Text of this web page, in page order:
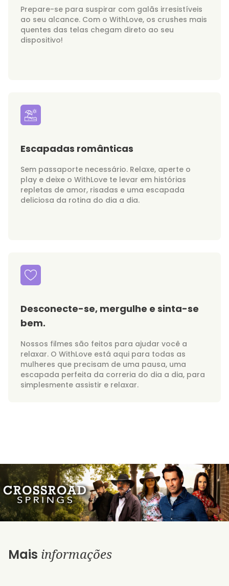
Prepare-se para suspirar com galãs irresistíveis
ao seu alcance. Com o WithLove, os crushes mais
quentes das telas chegam direto ao seu
dispositivo!
Escapadas românticas
Sem passaporte necessário. Relaxe, aperte o
play e deixe o WithLove te levar em histórias
repletas de amor, risadas e uma escapada
deliciosa da rotina do dia a dia.
Desconecte-se, mergulhe e sinta-se
bem.
Nossos filmes são feitos para ajudar você a
relaxar. O WithLove está aqui para todas as
mulheres que precisam de uma pausa, uma
escapada perfeita da correria do dia a dia, para
simplesmente assistir e relaxar.
Mais informações